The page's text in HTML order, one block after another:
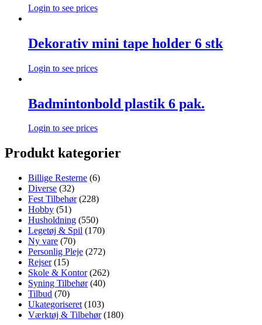
Login to see prices
Dekorativ mini tape holder 6 stk
Login to see prices
Badmintonbold plastik 6 pak.
Login to see prices
Produkt kategorier
Billige Resterne (6)
Diverse (32)
Fest Tilbehør (228)
Hobby (51)
Husholdning (550)
Legetøj & Spil (170)
Ny vare (70)
Personlig Pleje (272)
Rejser (15)
Skole & Kontor (262)
Syning Tilbehør (40)
Tilbud (70)
Ukategoriseret (103)
Værktøj & Tilbehør (180)